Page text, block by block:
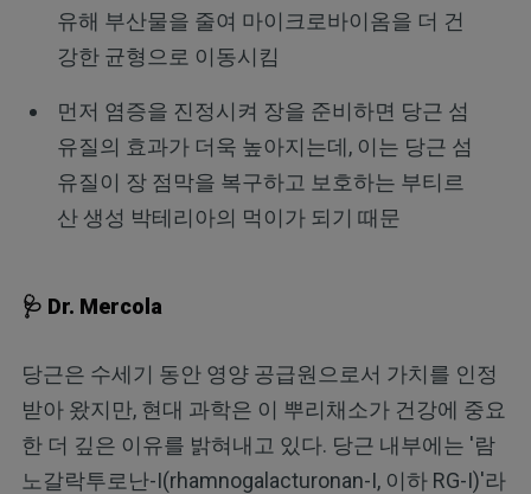
유해 부산물을 줄여 마이크로바이옴을 더 건
강한 균형으로 이동시킴
먼저 염증을 진정시켜 장을 준비하면 당근 섬
유질의 효과가 더욱 높아지는데, 이는 당근 섬
유질이 장 점막을 복구하고 보호하는 부티르
산 생성 박테리아의 먹이가 되기 때문
🩺 Dr. Mercola
당근은 수세기 동안 영양 공급원으로서 가치를 인정
받아 왔지만, 현대 과학은 이 뿌리채소가 건강에 중요
한 더 깊은 이유를 밝혀내고 있다. 당근 내부에는 '람
노갈락투로난-I(rhamnogalacturonan-I, 이하 RG-I)'라